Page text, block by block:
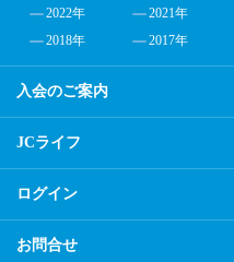
2022年
2021年
2018年
2017年
入会のご案内
JCライフ
ログイン
お問合せ